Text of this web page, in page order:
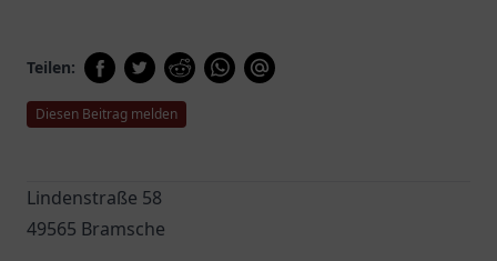
Teilen:
Diesen Beitrag melden
Lindenstraße 58
49565 Bramsche